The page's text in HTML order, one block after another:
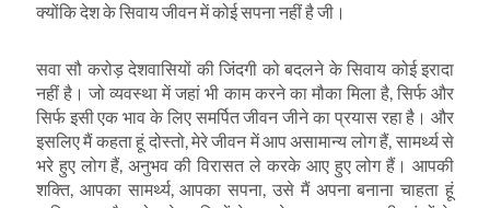
क्‍योंकि देश के सिवाय जीवन में कोई सपना नहीं है जी।
सवा सौ करोड़ देशवासियों की जिंदगी को बदलने के सिवाय कोई इरादा
नहीं है। जो व्‍यवस्‍था में जहां भी काम करने का मौका मिला है, सिर्फ और
सिर्फ इसी एक भाव के लिए समर्पित जीवन जीने का प्रयास रहा है। और
इसलिए मैं कहता हूं दोस्‍तो, मेरे जीवन में आप असामान्‍य लोग हैं, सामर्थ्‍य से
भरे हुए लोग हैं, अनुभव की विरासत ले करके आए हुए लोग हैं। आपकी
शक्ति, आपका सामर्थ्‍य, आपका सपना, उसे मैं अपना बनाना चाहता हूं